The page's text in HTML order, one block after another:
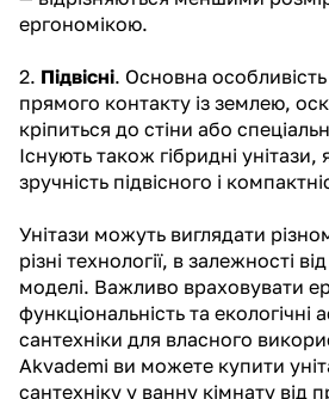
ергономікою.
2. Підвісні. Основна особливість
прямого контакту із землею,
кріпиться до стіни або
Існують також гібридні унітази,
зручність підвісного і
Унітази можуть виглядати
різні технології, в залежності
моделі. Важливо враховувати
функціональність та екологічні
сантехніки для власного
Akvademi ви можете купити
сантехніку у ванну кімнату від